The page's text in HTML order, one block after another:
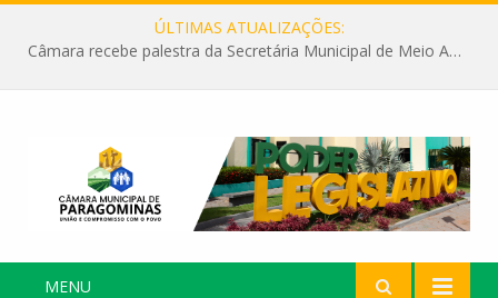
ÚLTIMAS ATUALIZAÇÕES:
Câmara recebe palestra da Secretária Municipal de Meio Ambiente sobre as ações da “SEMANA DO MEIO AMBIENTE”
MENU